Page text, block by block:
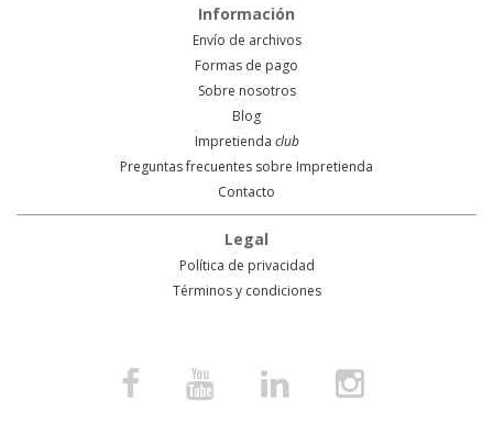
Información
Envío de archivos
Formas de pago
Sobre nosotros
Blog
Impretienda club
Preguntas frecuentes sobre Impretienda
Contacto
Legal
Política de privacidad
Términos y condiciones